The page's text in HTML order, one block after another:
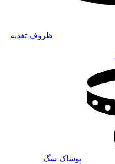
ظروف تغذیه
پوشاک سگ